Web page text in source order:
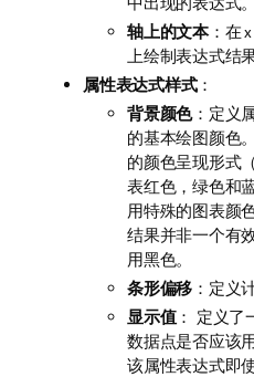
轴上的文本：在
上绘制表达式结果
属性表达式样式：
背景颜色： 定义
的基本绘图颜色。
的颜色呈现形式
表红色，绿色和
用特殊的图表颜
结果并非一个有
用黑色。
条形偏移 ： 定义
显示值：
定义了
数据点是否应该
该属性表达式即